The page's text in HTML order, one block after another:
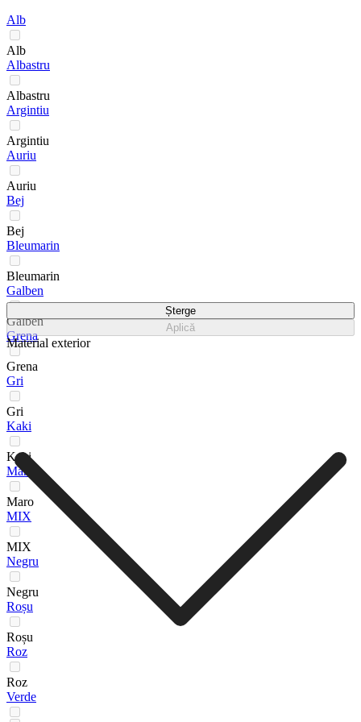
Alb
Alb
Albastru
Albastru
Argintiu
Argintiu
Auriu
Auriu
Bej
Bej
Bleumarin
Bleumarin
Galben
Galben
Grena
Grena
Gri
Gri
Kaki
Kaki
Maro
Maro
MIX
MIX
Negru
Negru
Roșu
Roșu
Roz
Roz
Verde
Șterge
Aplică
Material exterior